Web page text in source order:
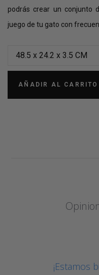
podrás crear un conjunto
juego de tu gato con
AÑADIR AL CARRITO
¡Estamos